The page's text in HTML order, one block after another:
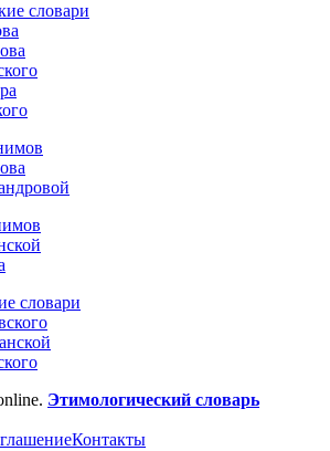
словари
словари
Этимологический словарь
Контакты